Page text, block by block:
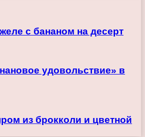
с бананом на десерт
удовольствие» в
из брокколи и цветной